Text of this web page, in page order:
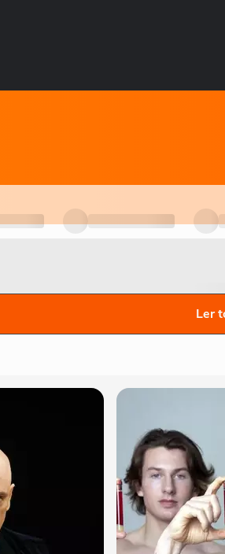
Ler